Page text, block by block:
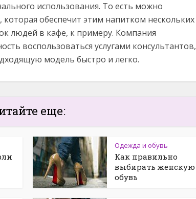
использования. То есть можно
обеспечит этим напитком нескольких
людей в кафе, к примеру. Компания
воспользоваться услугами консультантов,
модель быстро и легко.
еще:
Одежда и обувь
Как правильно
выбирать женскую
обувь